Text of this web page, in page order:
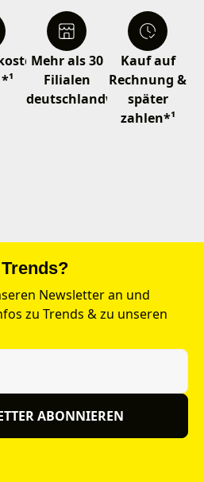
Mehr als 30
Filialen
deutschlandweit
Kauf auf
Rechnung &
später
zahlen*¹
Newsletter an und
zu Trends & zu unseren
ABONNIEREN